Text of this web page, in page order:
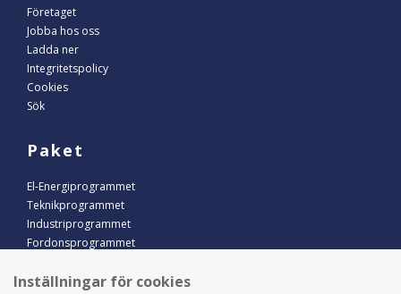
Företaget
Jobba hos oss
Ladda ner
Integritetspolicy
Cookies
Sök
Paket
El-Energiprogrammet
Teknikprogrammet
Industriprogrammet
Fordonsprogrammet
Kontakt
Inställningar för cookies